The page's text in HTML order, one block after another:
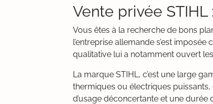
Vente privée
Vous êtes à la recherche de bons
l’entreprise allemande s’est
qualitative lui a notamment ouvert
La marque STIHL, c’est une large
thermiques ou électriques
d’usage déconcertante et une durée